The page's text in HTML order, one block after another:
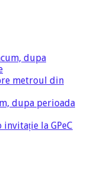
dupa
metroul din
dupa perioada
invitație la GPeC